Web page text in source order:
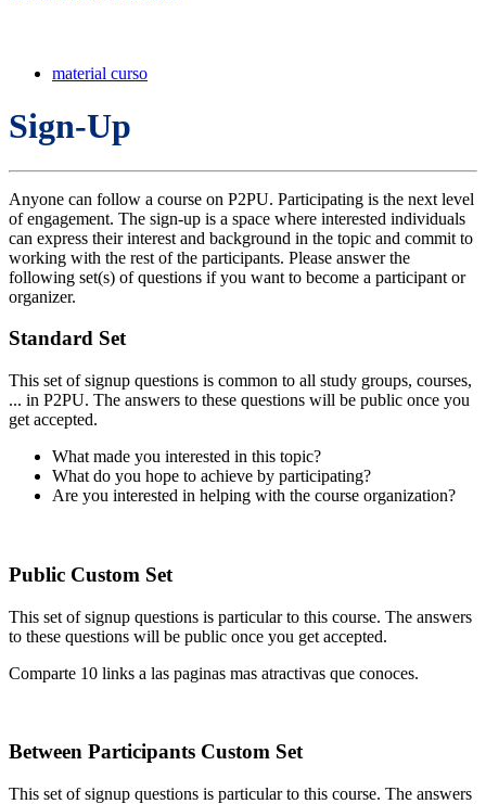
material curso
Sign-Up
Anyone can follow a course on P2PU. Participating is the next level
of engagement. The sign-up is a space where interested individuals
can express their interest and background in the topic and commit to
working with the rest of the participants. Please answer the
following set(s) of questions if you want to become a participant or
organizer.
Standard Set
This set of signup questions is common to all study groups, courses,
... in P2PU. The answers to these questions will be public once you
get accepted.
What made you interested in this topic?
What do you hope to achieve by participating?
Are you interested in helping with the course organization?
Public Custom Set
This set of signup questions is particular to this course. The answers
to these questions will be public once you get accepted.
Comparte 10 links a las paginas mas atractivas que conoces.
Between Participants Custom Set
This set of signup questions is particular to this course. The answers